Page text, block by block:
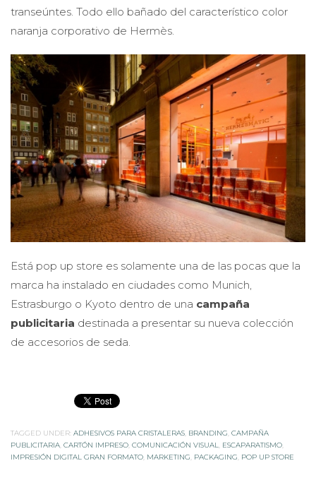
transeúntes. Todo ello bañado del característico color
naranja corporativo de Hermès.
Está pop up store es solamente una de las pocas que la
marca ha instalado en ciudades como Munich,
Estrasburgo o Kyoto dentro de una campaña
publicitaria destinada a presentar su nueva colección
de accesorios de seda.
TAGGED UNDER: ADHESIVOS PARA CRISTALERAS BRANDING CAMPAÑA
PUBLICITARIA CARTÓN IMPRESO COMUNICACIÓN VISUAL ESCAPARATISMO
IMPRESIÓN DIGITAL GRAN FORMATO MARKETING PACKAGING POP UP STORE